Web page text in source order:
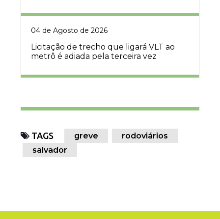
04 de Agosto de 2026
Licitação de trecho que ligará VLT ao
metrô é adiada pela terceira vez
TAGS greve
rodoviários
salvador